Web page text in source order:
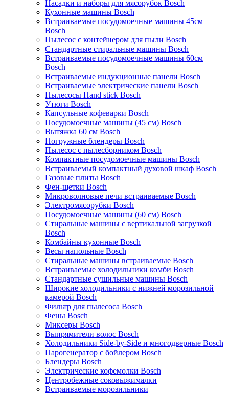
Насадки и наборы для мясорубок Bosch
Кухонные машины Bosch
Встраиваемые посудомоечные машины 45см
Bosch
Пылесос с контейнером для пыли Bosch
Стандартные стиральные машины Bosch
Встраиваемые посудомоечные машины 60см
Bosch
Встраиваемые индукционные панели Bosch
Встраиваемые электрические панели Bosch
Пылесосы Hand stick Bosch
Утюги Bosch
Капсульные кофеварки Bosch
Посудомоечные машины (45 см) Bosch
Вытяжка 60 см Bosch
Погружные блендеры Bosch
Пылесос с пылесборником Bosch
Компактные посудомоечные машины Bosch
Встраиваемый компактный духовой шкаф Bosch
Газовые плиты Bosch
Фен-щетки Bosch
Микроволновые печи встраиваемые Bosch
Электромясорубки Bosch
Посудомоечные машины (60 см) Bosch
Стиральные машины с вертикальной загрузкой
Bosch
Комбайны кухонные Bosch
Весы напольные Bosch
Стиральные машины встраиваемые Bosch
Встраиваемые холодильники комби Bosch
Стандартные сушильные машины Bosch
Широкие холодильники с нижней морозильной
камерой Bosch
Фильтр для пылесоса Bosch
Фены Bosch
Миксеры Bosch
Выпрямители волос Bosch
Холодильники Side-by-Side и многодверные Bosch
Парогенератор с бойлером Bosch
Блендеры Bosch
Электрические кофемолки Bosch
Центробежные соковыжималки
Встраиваемые морозильники